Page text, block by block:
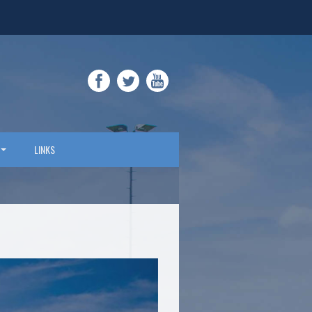
FACEBOOKTWITTERYOUTUBE
LINKS